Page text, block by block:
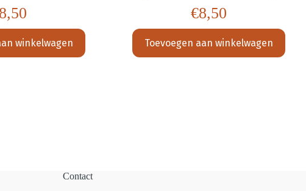
winkelwagen
€8,50
Toevoegen aan winkelwagen
Contact